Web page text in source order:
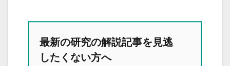
最新の研究の解説記事を見逃
したくない方へ